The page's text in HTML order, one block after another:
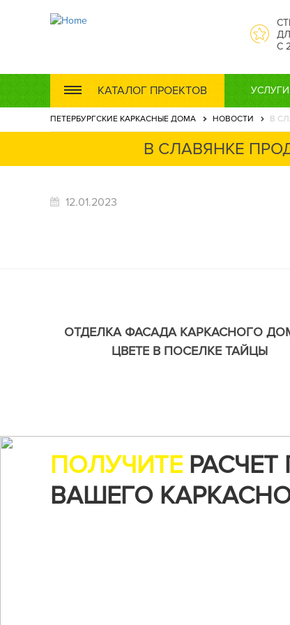
С
КАТАЛОГ ПРОЕКТОВ УСЛУГИ
ПЕТЕРБУРГСКИЕ КАРКАСНЫЕ ДОМА НОВОСТИ В
В СЛАВЯНКЕ
12.01.2023
ОТДЕЛКА ФАСАДА КАРКАСНОГО
ЦВЕТЕ В ПОСЕЛКЕ ТАЙЦЫ
ПОЛУЧИТЕ
ВАШЕГО